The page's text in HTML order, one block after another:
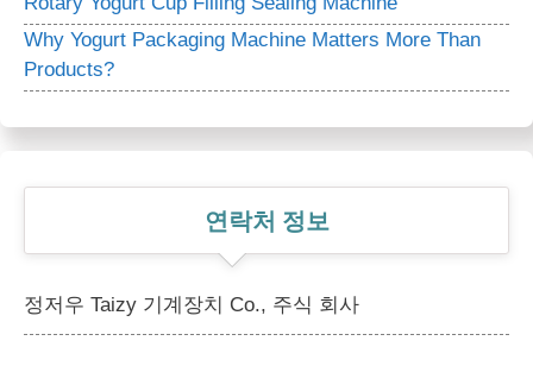
Why Yogurt Packaging Machine Matters More Than
Products?
연락처 정보
정저우 Taizy 기계장치 Co., 주식 회사